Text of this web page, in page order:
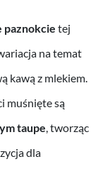
paznokcie tej
na temat
kawą z mlekiem.
muśnięte są
taupe , tworząc
dla